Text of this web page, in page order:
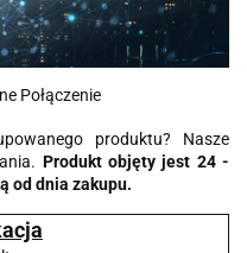
Połączenie
produktu? Nasze
Produkt objęty jest 24 -
od dnia zakupu.